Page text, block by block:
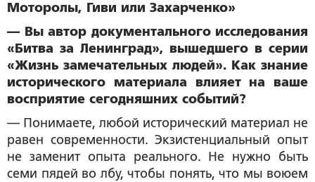
Моторолы, Гиви или Захарченко»
— Вы автор документального исследования
«Битва за Ленинград», вышедшего в серии
«Жизнь замечательных людей». Как знание
исторического материала влияет на ваше
восприятие сегодняшних событий?
— Понимаете, любой исторический материал не
равен современности. Экзистенциальный опыт
не заменит опыта реального. Не нужно быть
семи пядей во лбу, чтобы понять, что мы воюем